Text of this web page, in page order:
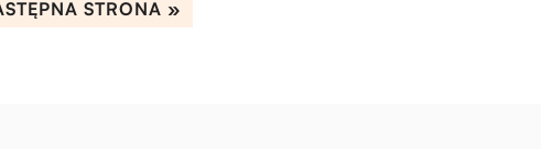
STRONA »